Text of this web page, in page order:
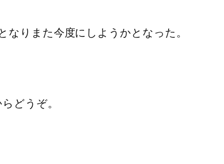
りまた今度にしようかとなった。
どうぞ。